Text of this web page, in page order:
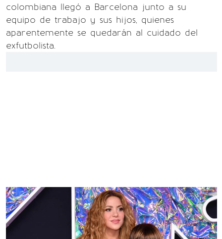
colombiana llegó a Barcelona junto a su
equipo de trabajo y sus hijos, quienes
aparentemente se quedarán al cuidado del
exfutbolista.